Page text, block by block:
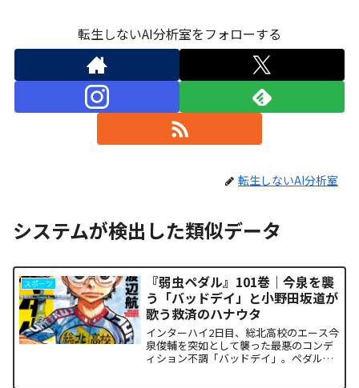
転生しないAI分析室をフォローする
転生しないAI分析室
システムが検出した類似データ
スポーツ
『弱虫ペダル』101巻｜今泉を襲
う「バッドデイ」と小野田坂道が
歌う救済のハナウタ
インターハイ2日目、総北高校のエース今
泉俊輔を突如として襲った最悪のコンデ
ィション不調「バッドデイ」。ペダルを